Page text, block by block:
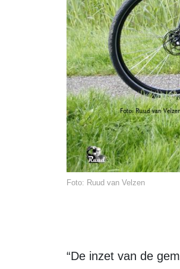
Foto: Ruud van Velzen
“De inzet van de gemeente in het overleg met Staatsbosbeheer en de provincie